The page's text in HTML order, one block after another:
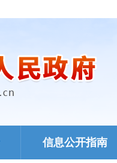
信息公开指南